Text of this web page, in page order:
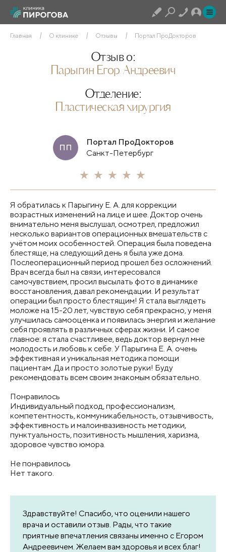
Главная О клинике Отзывы Портал ПроДокторов
Отзыв о:
Парыгин Егор Андреевич
Отделение:
Пластическая хирургия
ПП
Портал ПроДокторов
Санкт-Петербург
Я обратилась к Парыгину Е. А. для коррекции
возрастных изменений на лице и шее. Доктор очень
внимательно меня выслушал, осмотрел, предложил
несколько вариантов операционных вмешательств с
учётом моих особенностей. Операция была поведена
блестяще, на следующий день я была уже дома.
Послеоперационный период прошел без осложнений.
Врач всегда был на связи, интересовался
самочувствием, просил высылать фото в динамике
восстановления, давал рекомендации. И результат
операции был просто блестящим! Я стала выглядеть
моложе на 15-20 лет, чувствую себя прекрасно, у меня
улучшилась самооценка и появилась энергия и желание
себя проявлять в различных сферах жизни. И самое
главное: я стала счастливее, ведь доктор вернул мне
молодость и любовь к себе. У Парыгина Е. А. очень
эффективная и уникальная методика помощи
пациентам. Да и просто золотые руки! Буду
рекомендовать всем своим знакомым обязательно.
Понравилось
Индивидуальный подход, профессионализм,
компетентность, коммуникабельность, отзывчивость,
эффективность и малоинвазивность методики,
пунктуальность, позитивность мышления, харизма,
здоровое чувство юмора.
Не понравилось
Нет такого.
Здравствуйте! Спасибо, что оценили нашего
врача и оставили отзыв. Рады, что такие
приятные впечатления связаны именно с Егором
Андреевичем. Желаем вам здоровья и всех благ!